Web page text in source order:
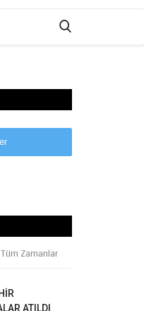
Tüm Zamanlar
ATILDI